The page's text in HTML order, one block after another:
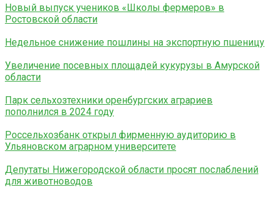
Новый выпуск учеников «Школы фермеров» в
Ростовской области
Недельное снижение пошлины на экспортную пшеницу
Увеличение посевных площадей кукурузы в Амурской
области
Парк сельхозтехники оренбургских аграриев
пополнился в 2024 году
Россельхозбанк открыл фирменную аудиторию в
Ульяновском аграрном университете
Депутаты Нижегородской области просят послаблений
для животноводов